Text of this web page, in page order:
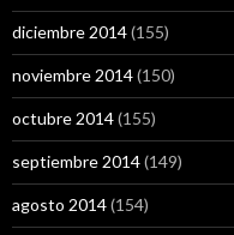
diciembre 2014(155)
noviembre 2014(150)
octubre 2014(155)
septiembre 2014(149)
agosto 2014(154)